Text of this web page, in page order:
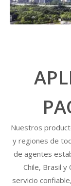
Nuestros
y regiones de
de agentes
Chile, Brasil y
servicio